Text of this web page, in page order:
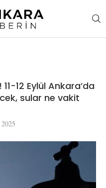
12 Eylül Ankara’da
sular ne vakit